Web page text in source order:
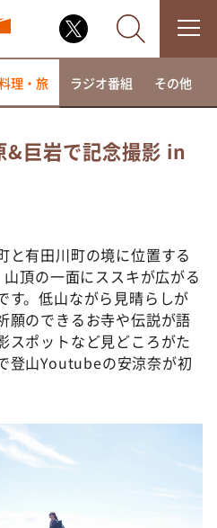
ティ！～ やすとものいたっ
アナ「なんでやねん！？」
ーズン２
正義のミカタ
理・旅 ラジオ番組 その他
&巨岩で記念撮影 in
と有田川町の境に位置する
頂の一面にススキが広がる
す。低山ながら見晴らしが
願のできるお寺や伝説が語
スポットなど見どころがた
登山Youtubeの安涼奈が初